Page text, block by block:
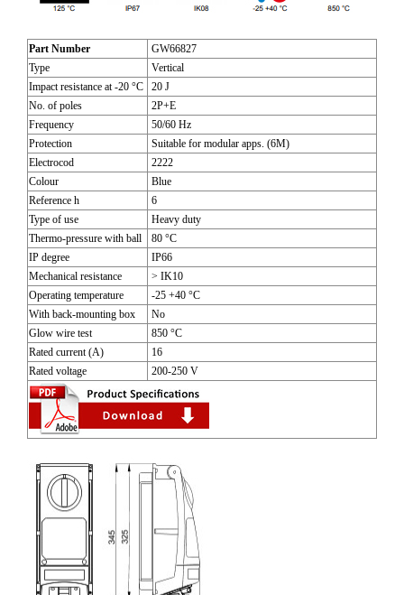
Part Number
GW66827
Type
Vertical
Impact resistance at -20 °C
20 J
No. of poles
2P+E
Frequency
50/60 Hz
Protection
Suitable for modular apps. (6M)
Electrocod
2222
Colour
Blue
Reference h
6
Type of use
Heavy duty
Thermo-pressure with ball
80 °C
IP degree
IP66
Mechanical resistance
> IK10
Operating temperature
-25 +40 °C
With back-mounting box
No
Glow wire test
850 °C
Rated current (A)
16
Rated voltage
200-250 V